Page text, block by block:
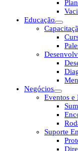
Educação
Negócios
Eventos e
Suporte